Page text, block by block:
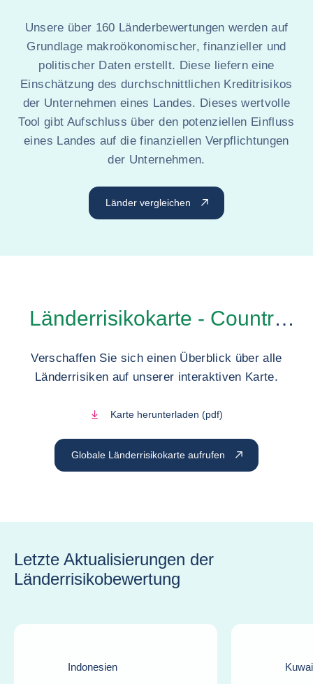
Unsere über 160 Länderbewertungen werden auf
Grundlage makroökonomischer, finanzieller und
politischer Daten erstellt. Diese liefern eine
Einschätzung des durchschnittlichen Kreditrisikos
der Unternehmen eines Landes. Dieses wertvolle
Tool gibt Aufschluss über den potenziellen Einfluss
eines Landes auf die finanziellen Verpflichtungen
der Unternehmen.
Länder vergleichen
Länderrisikokarte - Country
Verschaffen Sie sich einen Überblick über alle
Länderrisiken auf unserer interaktiven Karte.
Karte herunterladen (pdf)
Globale Länderrisikokarte aufrufen
Letzte Aktualisierungen der
Länderrisikobewertung
Indonesien